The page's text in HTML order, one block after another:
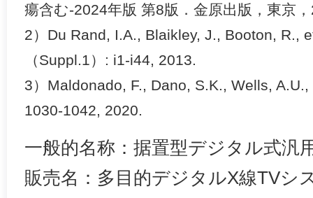
瘍含む-2024年版 第8版．金原出版，東京
2）Du Rand, I.A., Blaikley, J., Booton, R.,
（Suppl.1）: i1-i44, 2013.
3）Maldonado, F., Dano, S.K., Wells,
1030-1042, 2020.
一般的名称：据置型デジタル式汎
販売名：多目的デジタルX線TV